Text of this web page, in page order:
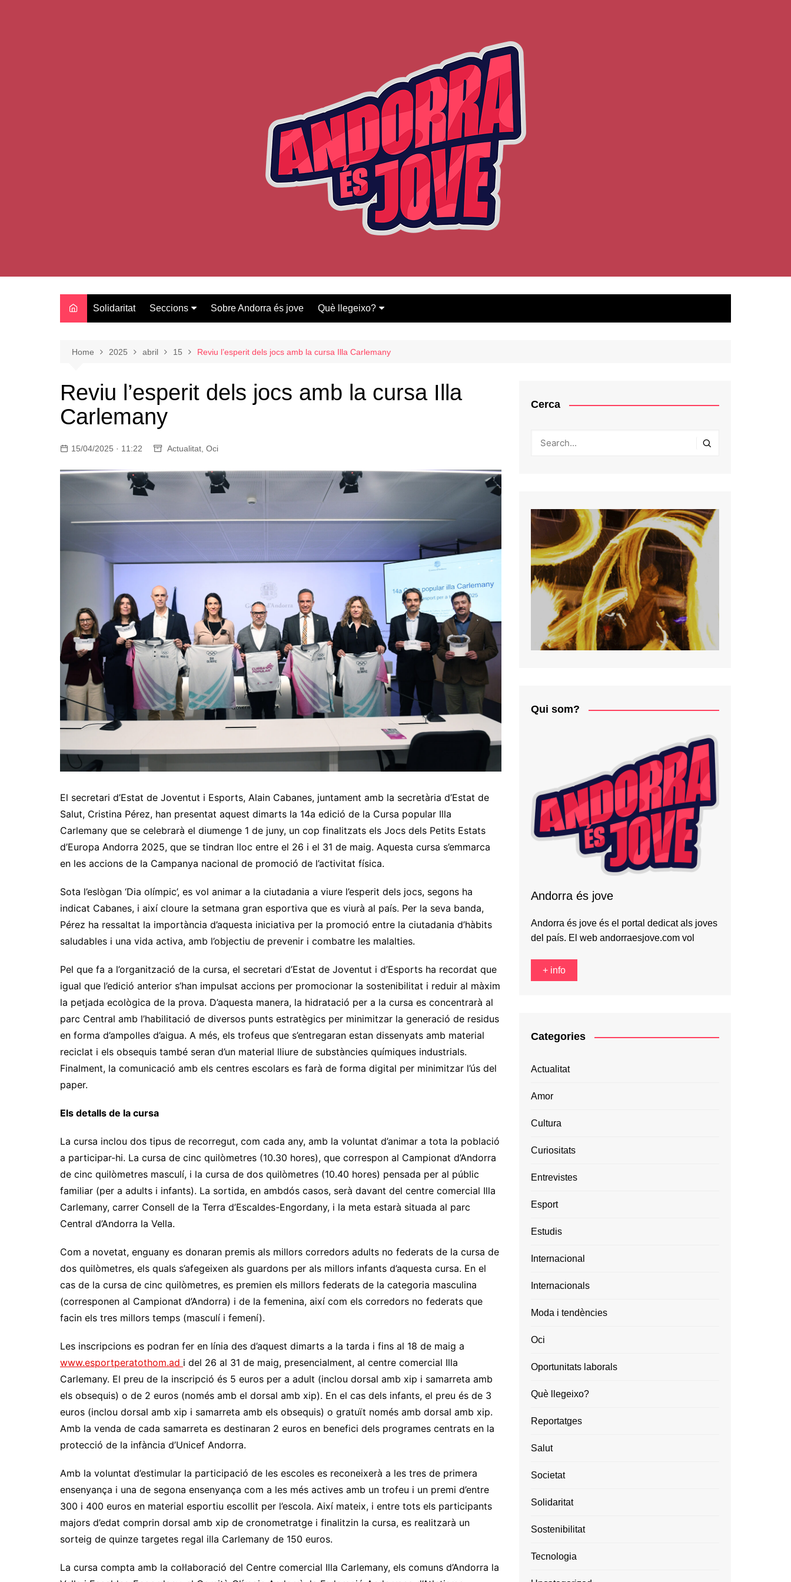
Solidaritat Seccions
Oci
Entrevistes
Salut
Estudis
Tecnologia
Moda i tendències
Sobre Andorra és jove Què llegeixo?
Bases del concurs
Home 2025 abril 15 Reviu l’esperit dels jocs amb la cursa Illa Carlemany
Reviu l’esperit dels jocs amb la cursa Illa
Carlemany
15/04/2025 · 11:22 Actualitat Oci
El secretari d’Estat de Joventut i Esports, Alain Cabanes, juntament amb la secretària d’Estat de
Salut, Cristina Pérez, han presentat aquest dimarts la 14a edició de la Cursa popular Illa
Carlemany que se celebrarà el diumenge 1 de juny, un cop finalitzats els Jocs dels Petits Estats
d’Europa Andorra 2025, que se tindran lloc entre el 26 i el 31 de maig. Aquesta cursa s’emmarca
en les accions de la Campanya nacional de promoció de l’activitat física.
Sota l’eslògan ‘Dia olímpic’, es vol animar a la ciutadania a viure l’esperit dels jocs, segons ha
indicat Cabanes, i així cloure la setmana gran esportiva que es viurà al país. Per la seva banda,
Pérez ha ressaltat la importància d’aquesta iniciativa per la promoció entre la ciutadania d’hàbits
saludables i una vida activa, amb l’objectiu de prevenir i combatre les malalties.
Pel que fa a l’organització de la cursa, el secretari d’Estat de Joventut i d’Esports ha recordat que
igual que l’edició anterior s’han impulsat accions per promocionar la sostenibilitat i reduir al màxim
la petjada ecològica de la prova. D’aquesta manera, la hidratació per a la cursa es concentrarà al
parc Central amb l’habilitació de diversos punts estratègics per minimitzar la generació de residus
en forma d’ampolles d’aigua. A més, els trofeus que s’entregaran estan dissenyats amb material
reciclat i els obsequis també seran d’un material lliure de substàncies químiques industrials.
Finalment, la comunicació amb els centres escolars es farà de forma digital per minimitzar l’ús del
paper.
Els detalls de la cursa
La cursa inclou dos tipus de recorregut, com cada any, amb la voluntat d’animar a tota la població
a participar-hi. La cursa de cinc quilòmetres (10.30 hores), que correspon al Campionat d’Andorra
de cinc quilòmetres masculí, i la cursa de dos quilòmetres (10.40 hores) pensada per al públic
familiar (per a adults i infants). La sortida, en ambdós casos, serà davant del centre comercial Illa
Carlemany, carrer Consell de la Terra d’Escaldes-Engordany, i la meta estarà situada al parc
Central d’Andorra la Vella.
Com a novetat, enguany es donaran premis als millors corredors adults no federats de la cursa de
dos quilòmetres, els quals s’afegeixen als guardons per als millors infants d’aquesta cursa. En el
cas de la cursa de cinc quilòmetres, es premien els millors federats de la categoria masculina
(corresponen al Campionat d’Andorra) i de la femenina, així com els corredors no federats que
facin els tres millors temps (masculí i femení).
Les inscripcions es podran fer en línia des d’aquest dimarts a la tarda i fins al 18 de maig a
www.esportperatothom.ad i del 26 al 31 de maig, presencialment, al centre comercial Illa
Carlemany. El preu de la inscripció és 5 euros per a adult (inclou dorsal amb xip i samarreta amb
els obsequis) o de 2 euros (només amb el dorsal amb xip). En el cas dels infants, el preu és de 3
euros (inclou dorsal amb xip i samarreta amb els obsequis) o gratuït només amb dorsal amb xip.
Amb la venda de cada samarreta es destinaran 2 euros en benefici dels programes centrats en la
protecció de la infància d’Unicef Andorra.
Amb la voluntat d’estimular la participació de les escoles es reconeixerà a les tres de primera
ensenyança i una de segona ensenyança com a les més actives amb un trofeu i un premi d’entre
300 i 400 euros en material esportiu escollit per l’escola. Així mateix, i entre tots els participants
majors d’edat comprin dorsal amb xip de cronometratge i finalitzin la cursa, es realitzarà un
sorteig de quinze targetes regal illa Carlemany de 150 euros.
La cursa compta amb la col·laboració del Centre comercial Illa Carlemany, els comuns d’Andorra la
Cerca
Qui som?
Andorra és jove
Andorra és jove és el portal dedicat als joves
del país. El web andorraesjove.com vol
+ info
Categories
Actualitat
Amor
Cultura
Curiositats
Entrevistes
Esport
Estudis
Internacional
Internacionals
Moda i tendències
Oci
Oportunitats laborals
Què llegeixo?
Reportatges
Salut
Societat
Solidaritat
Sostenibilitat
Tecnologia